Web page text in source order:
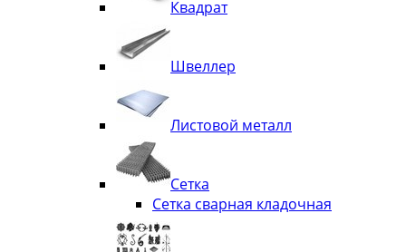
Квадрат
Швеллер
Листовой металл
Сетка
Сетка сварная кладочная